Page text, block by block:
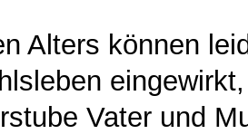
Alters können
Vater und